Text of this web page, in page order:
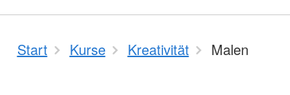
Start Kurse Kreativität Malen